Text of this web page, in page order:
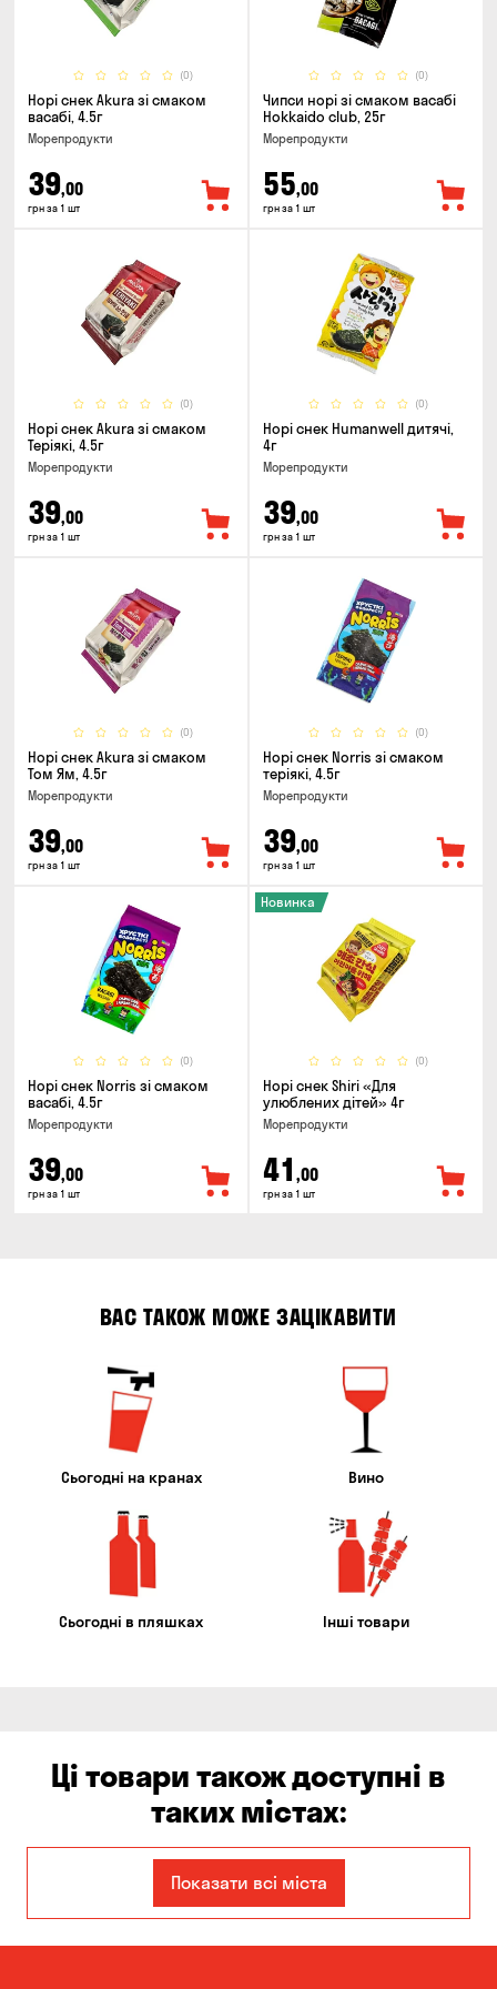
(0)
Норі снек Akura зі смаком
васабі, 4.5г
Морепродукти
39,00
грн за 1 шт
(0)
Чипси норі зі смаком васабі
Hokkaido club, 25г
Морепродукти
55,00
грн за 1 шт
(0)
Норі снек Akura зі смаком
Теріякі, 4.5г
Морепродукти
39,00
грн за 1 шт
(0)
Норі снек Humanwell дитячі,
4г
Морепродукти
39,00
грн за 1 шт
(0)
Норі снек Akura зі смаком
Том Ям, 4.5г
Морепродукти
39,00
грн за 1 шт
(0)
Норі снек Norris зі смаком
теріякі, 4.5г
Морепродукти
39,00
грн за 1 шт
(0)
Норі снек Norris зі смаком
васабі, 4.5г
Морепродукти
39,00
грн за 1 шт
(0)
Новинка
Норі снек Shiri «Для
улюблених дітей» 4г
Морепродукти
41 ,00
грн за 1 шт
ВАС ТАКОЖ МОЖЕ ЗАЦІКАВИТИ
Сьогодні на кранах Вино
Сьогодні в пляшках Інші товари
Ці товари також доступні в
таких містах:
Єлизаветівка
Авангард Бабурка
Показати всі міста